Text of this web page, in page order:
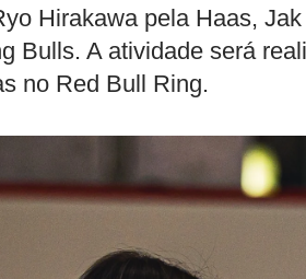
Hirakawa pela Haas,
Bulls. A atividade será
no Red Bull Ring.